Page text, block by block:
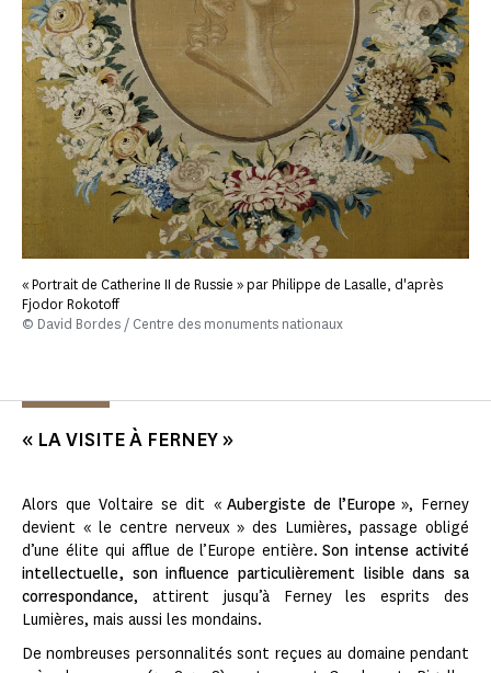
« Portrait de Catherine II de Russie » par Philippe de Lasalle, d'après
Fjodor Rokotoff
© David Bordes / Centre des monuments nationaux
« LA VISITE À FERNEY »
Alors que Voltaire se dit « Aubergiste de l’Europe », Ferney
devient « le centre nerveux » des Lumières, passage obligé
d’une élite qui afflue de l’Europe entière.Son intense activité
intellectuelle, son influence particulièrement lisible dans sa
correspondance, attirent jusqu’à Ferney les esprits des
Lumières, mais aussi les mondains.
De nombreuses personnalités sont reçues au domaine pendant